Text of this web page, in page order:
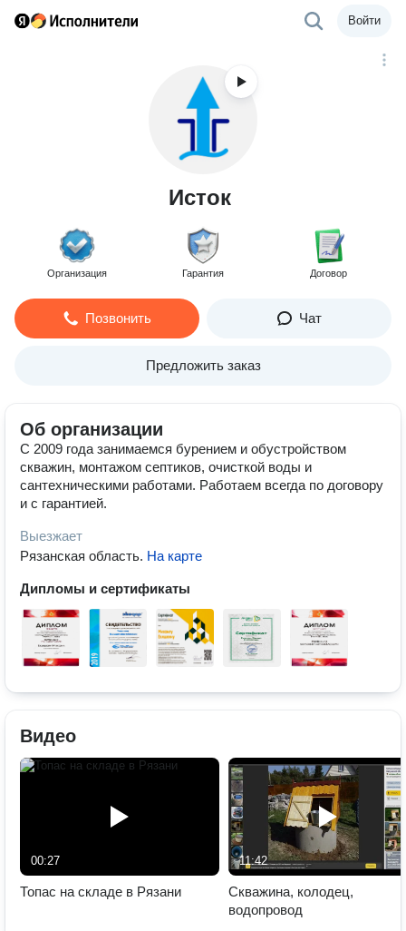
Войти
Исток
Организация Гарантия Договор
Позвонить Чат
Предложить заказ
Об организации
С 2009 года занимаемся бурением и обустройством
скважин, монтажом септиков, очисткой воды и
сантехническими работами. Работаем всегда по договору
и с гарантией.
Выезжает
Рязанская область. На карте
Дипломы и сертификаты
Видео
00:27
Топас на складе в Рязани
11:42
Скважина, колодец,
водопровод